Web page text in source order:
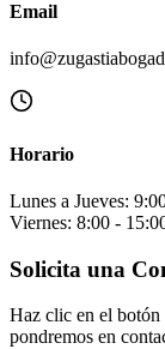
Email
Horario
Lunes a Jueves:
Viernes: 8:00 -
Solicita una
Haz clic en el botón
pondremos en